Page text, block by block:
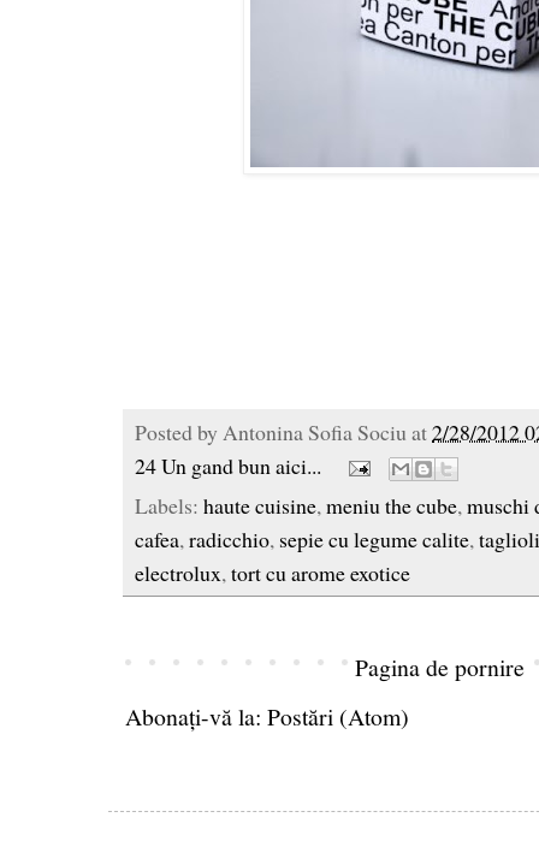
Posted by Antonina Sofia Sociu at2/28/2012
24 Un gand bun aici...
Labels: haute cuisine,meniu the cube,muschi
cafea,radicchio, sepie cu legume calite,
electrolux,tort cu arome exotice
Pagina de pornire
Abonați-vă la: Postări (Atom)